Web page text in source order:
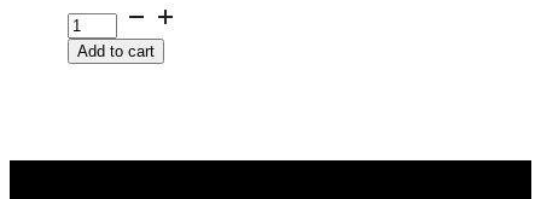
G235/40R18
95V
XLAdd to cart